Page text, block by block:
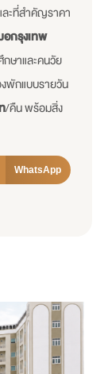
ละที่สำคัญราคา
อกรุงเทพ
ษาและคนวัย
พักแบบรายวัน
/คืน พร้อมสิ่ง
WhatsApp